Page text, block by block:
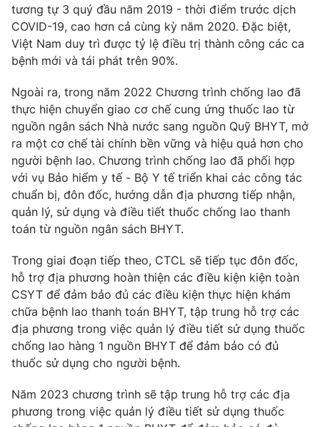
VTV4 Vươn mình bằng AI
VTV9 VTV8
Liên hệ tòa soạn English
THỜI BÁO VTV
Cơ quan chủ quản: Đài Truyền hình Việt Nam
Cơ quan báo chí:Thời báo VTV
Giấy phép hoạt động báo in và báo điện tử số 483/GP-BTTTT
cấp ngày 29/12/2023
Tổng Biên tập:Vũ Thanh Thủy
Nguyễn Trọng Ninh
Tổng đài VTV:024.38 355 931 - 024.38 355 932
tương tự 3 quý đầu năm 2019 - thời điểm trước dịch
COVID-19, cao hơn cả cùng kỳ năm 2020. Đặc biệt,
Việt Nam duy trì được tỷ lệ điều trị thành công các ca
bệnh mới và tái phát trên 90%.
Ngoài ra, trong năm 2022 Chương trình chống lao đã
thực hiện chuyển giao cơ chế cung ứng thuốc lao từ
nguồn ngân sách Nhà nước sang nguồn Quỹ BHYT, mở
ra một cơ chế tài chính bền vững và hiệu quả hơn cho
người bệnh lao. Chương trình chống lao đã phối hợp
với vụ Bảo hiểm y tế - Bộ Y tế triển khai các công tác
chuẩn bị, đôn đốc, hướng dẫn địa phương tiếp nhận,
quản lý, sử dụng và điều tiết thuốc chống lao thanh
toán từ nguồn ngân sách BHYT.
Trong giai đoạn tiếp theo, CTCL sẽ tiếp tục đôn đốc,
hỗ trợ địa phương hoàn thiện các điều kiện kiện toàn
CSYT để đảm bảo đủ các điều kiện thực hiện khám
chữa bệnh lao thanh toán BHYT, tập trung hỗ trợ các
địa phương trong việc quản lý điều tiết sử dụng thuốc
chống lao hàng 1 nguồn BHYT để đảm bảo có đủ
thuốc sử dụng cho người bệnh.
Năm 2023 chương trình sẽ tập trung hỗ trợ các địa
phương trong việc quản lý điều tiết sử dụng thuốc